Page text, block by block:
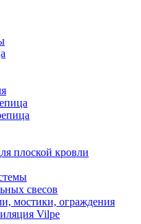
плоской кровли
свесов
мостики, ограждения
Vilpe